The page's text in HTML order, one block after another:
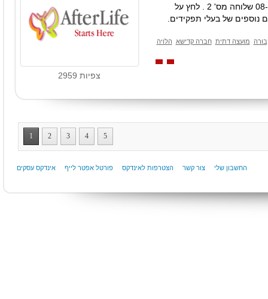
צפיות 2959
922-5360 08-922-7751 08-925-3074 שלוחה מס' 2 . לחץ על
נוספים של בעלי תפקידים.
הלויה חברה קדישא מועצה דתית
1 2 3 4 5
אינדקס עסקים פורטל אפטר לייף הצטרפות לאינדקס צור קשר החשבון שלי